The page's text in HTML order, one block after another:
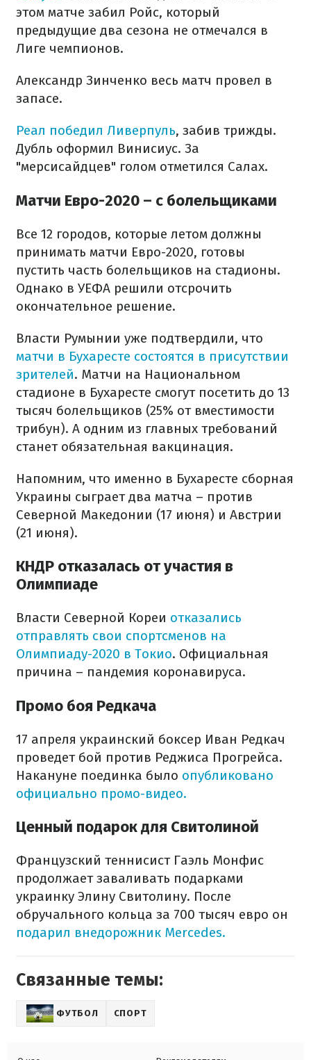
этом матче забил Ройс, который
предыдущие два сезона не отмечался в
Лиге чемпионов.
Александр Зинченко весь матч провел в
запасе.
Реал победил Ливерпуль, забив трижды.
Дубль оформил Винисиус. За
"мерсисайдцев" голом отметился Салах.
Матчи Евро-2020 – с болельщиками
Все 12 городов, которые летом должны
принимать матчи Евро-2020, готовы
пустить часть болельщиков на стадионы.
Однако в УЕФА решили отсрочить
окончательное решение.
Власти Румынии уже подтвердили, что
матчи в Бухаресте состоятся в присутствии
зрителей. Матчи на Национальном
стадионе в Бухаресте смогут посетить до 13
тысяч болельщиков (25% от вместимости
трибун). А одним из главных требований
станет обязательная вакцинация.
Напомним, что именно в Бухаресте сборная
Украины сыграет два матча – против
Северной Македонии (17 июня) и Австрии
(21 июня).
КНДР отказалась от участия в
Олимпиаде
Власти Северной Кореи отказались
отправлять свои спортсменов на
Олимпиаду-2020 в Токио. Официальная
причина – пандемия коронавируса.
Промо боя Редкача
17 апреля украинский боксер Иван Редкач
проведет бой против Реджиса Прогрейса.
Накануне поединка было опубликовано
официально промо-видео.
Ценный подарок для Свитолиной
Французский теннисист Гаэль Монфис
продолжает заваливать подарками
украинку Элину Свитолину. После
обручального кольца за 700 тысяч евро он
подарил внедорожник Mercedes.
Связанные темы:
ФУТБОЛ СПОРТ